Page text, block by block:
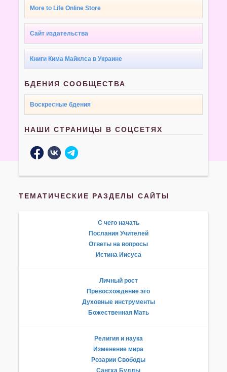
More to Life Online Store
Сайт издательства
Книги Кима Майклса в Украине
БДЕНИЯ СООБЩЕСТВА
Воскресные бдения
НАШИ СТРАНИЦЫ В СОЦСЕТЯХ
ТЕМАТИЧЕСКИЕ РАЗДЕЛЫ САЙТЫ
С чего начать
Послания Учителей
Ответы на вопросы
Истина Иисуса
Личный рост
Превосхождение эго
Духовные инструменты
Божественная Мать
Религия и наука
Изменение мира
Розарии Свободы
Сангха Будды